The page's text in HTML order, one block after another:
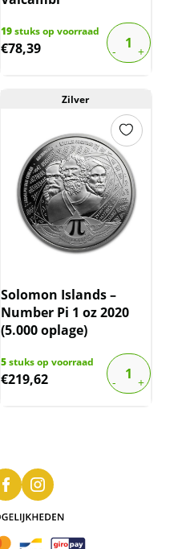
19stuks op voorraad
€78,39
Zilver
Solomon Islands –
Number Pi 1 oz 2020
(5.000 oplage)
5stuks op voorraad
€219,62